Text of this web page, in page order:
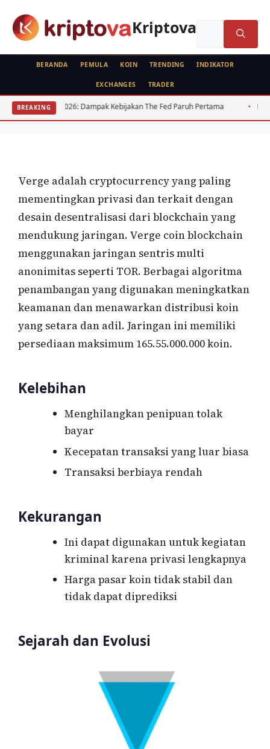
Kriptova
BERANDA PEMULA KOIN TRENDING INDIKATOR
EXCHANGES TRADER
BREAKING
IDR 2026: Dampak Kebijakan The Fed Paruh Pertama Regulasi Kripto
KOIN
Verge Adalah
Verge adalah cryptocurrency yang paling
mementingkan privasi dan terkait dengan
desain desentralisasi dari blockchain yang
mendukung jaringan. Verge coin blockchain
menggunakan jaringan sentris multi
anonimitas seperti TOR. Berbagai algoritma
penambangan yang digunakan meningkatkan
keamanan dan menawarkan distribusi koin
yang setara dan adil. Jaringan ini memiliki
persediaan maksimum 165.55.000.000 koin.
Kelebihan
Menghilangkan penipuan tolak
bayar
Kecepatan transaksi yang luar biasa
Transaksi berbiaya rendah
Kekurangan
Ini dapat digunakan untuk kegiatan
kriminal karena privasi lengkapnya
Harga pasar koin tidak stabil dan
tidak dapat diprediksi
Sejarah dan Evolusi